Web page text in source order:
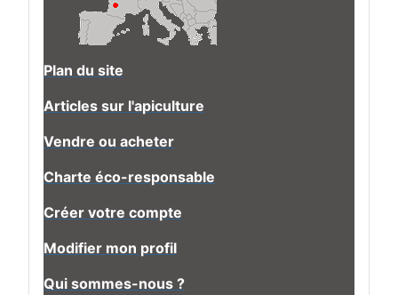
Plan du site
Articles sur l'apiculture
Vendre ou acheter
Charte éco-responsable
Créer votre compte
Modifier mon profil
Qui sommes-nous ?